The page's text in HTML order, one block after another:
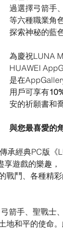
過選擇弓箭手
等六種職業角
探索神秘的藍
為慶祝LUNA
HUAWEI
是在
用戶可享有
安的祈願書和
與您最喜愛的
承經典PC版
遊戲的樂趣
戰鬥、各種精
箭手、聖戰士
地和平的使命